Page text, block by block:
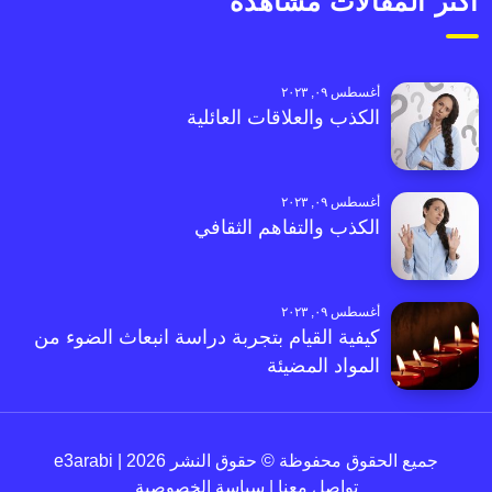
أغسطس ٠٩, ٢٠٢٣
الكذب والعلاقات العائلية
أغسطس ٠٩, ٢٠٢٣
الكذب والتفاهم الثقافي
أغسطس ٠٩, ٢٠٢٣
كيفية القيام بتجربة دراسة انبعاث الضوء من
المواد المضيئة
جميع الحقوق محفوظة © حقوق النشر 2026 | e3arabi
تواصل معنا
سياسة الخصوصية